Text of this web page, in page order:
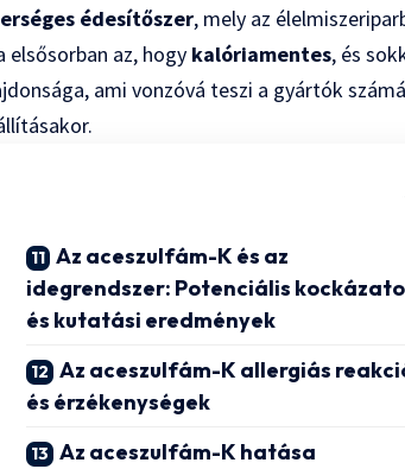
édesítőszer, mely az
elsősorban az, hogy kalóriamentes, és
ami vonzóvá teszi a gyártók
Az aceszulfám-K és az
idegrendszer: Potenciális
és kutatási eredmények
Az aceszulfám-K allergiás
és érzékenységek
Az aceszulfám-K hatása